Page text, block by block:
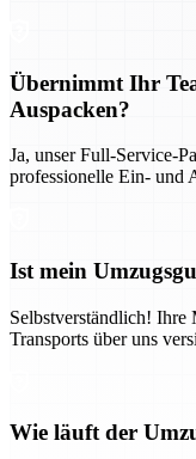
Übernimmt Ihr
Auspacken?
Ja, unser Full-Service-
professionelle Ein- und
Ist mein
Selbstverständlich! Ihre
Transports über uns
Wie läuft der